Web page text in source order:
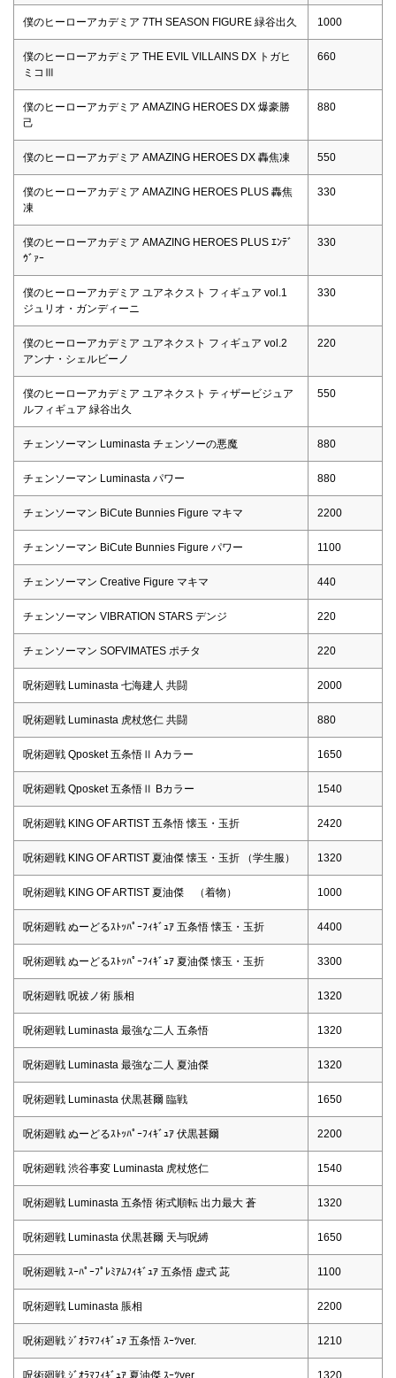
僕のヒーローアカデミア 7TH SEASON FIGURE 緑谷出久 1000
僕のヒーローアカデミア THE EVIL VILLAINS DX トガヒ
ミコⅢ
660
僕のヒーローアカデミア AMAZING HEROES DX 爆豪勝
己
880
僕のヒーローアカデミア AMAZING HEROES DX 轟焦凍 550
僕のヒーローアカデミア AMAZING HEROES PLUS 轟焦
凍
330
僕のヒーローアカデミア AMAZING HEROES PLUS ｴﾝﾃﾞ
ｳﾞｧｰ
330
僕のヒーローアカデミア ユアネクスト フィギュア vol.1
ジュリオ・ガンディーニ
330
僕のヒーローアカデミア ユアネクスト フィギュア vol.2
アンナ・シェルビーノ
220
僕のヒーローアカデミア ユアネクスト ティザービジュア
ルフィギュア 緑谷出久
550
チェンソーマン Luminasta チェンソーの悪魔 880
チェンソーマン Luminasta パワー 880
チェンソーマン BiCute Bunnies Figure マキマ 2200
チェンソーマン BiCute Bunnies Figure パワー 1100
チェンソーマン Creative Figure マキマ 440
チェンソーマン VIBRATION STARS デンジ 220
チェンソーマン SOFVIMATES ポチタ 220
呪術廻戦 Luminasta 七海建人 共闘 2000
呪術廻戦 Luminasta 虎杖悠仁 共闘 880
呪術廻戦 Qposket 五条悟Ⅱ Aカラー 1650
呪術廻戦 Qposket 五条悟Ⅱ Bカラー 1540
呪術廻戦 KING OF ARTIST 五条悟 懐玉・玉折 2420
呪術廻戦 KING OF ARTIST 夏油傑 懐玉・玉折 （学生服） 1320
呪術廻戦 KING OF ARTIST 夏油傑 （着物） 1000
呪術廻戦 ぬーどるｽﾄｯﾊﾟｰﾌｨｷﾞｭｱ 五条悟 懐玉・玉折 4400
呪術廻戦 ぬーどるｽﾄｯﾊﾟｰﾌｨｷﾞｭｱ 夏油傑 懐玉・玉折 3300
呪術廻戦 呪祓ノ術 脹相 1320
呪術廻戦 Luminasta 最強な二人 五条悟 1320
呪術廻戦 Luminasta 最強な二人 夏油傑 1320
呪術廻戦 Luminasta 伏黒甚爾 臨戦 1650
呪術廻戦 ぬーどるｽﾄｯﾊﾟｰﾌｨｷﾞｭｱ 伏黒甚爾 2200
呪術廻戦 渋谷事変 Luminasta 虎杖悠仁 1540
呪術廻戦 Luminasta 五条悟 術式順転 出力最大 蒼 1320
呪術廻戦 Luminasta 伏黒甚爾 天与呪縛 1650
呪術廻戦 ｽｰﾊﾟｰﾌﾟﾚﾐｱﾑﾌｨｷﾞｭｱ 五条悟 虚式 茈 1100
呪術廻戦 Luminasta 脹相 2200
呪術廻戦 ｼﾞｵﾗﾏﾌｨｷﾞｭｱ 五条悟 ｽｰﾂver. 1210